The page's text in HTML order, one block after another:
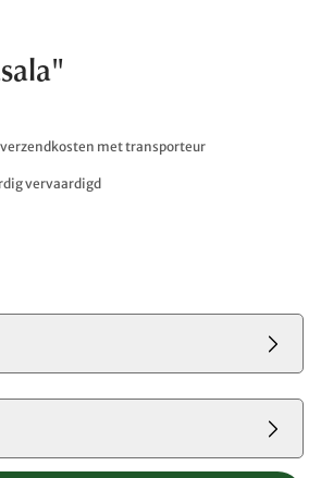
met transporteur
vervaardigd